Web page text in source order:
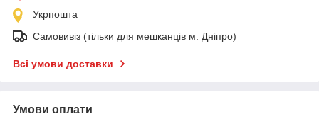
Укрпошта
Самовивіз (тільки для мешканців м. Дніпро)
Всі умови доставки
Умови оплати